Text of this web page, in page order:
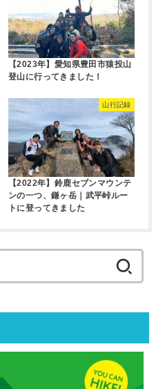
【2023年】愛知県豊田市猿投山
登山に行ってきました！
山行記録
【2022年】鈴鹿セブンマウンテ
ンの一つ、鎌ヶ岳｜武平峠ルー
トに登ってきました
索: